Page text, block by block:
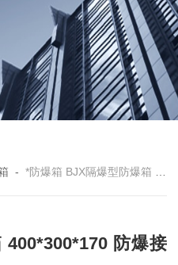
-*防爆箱 BJX隔爆型防爆箱 400*300*170 防爆接线箱带防爆证书
防爆接